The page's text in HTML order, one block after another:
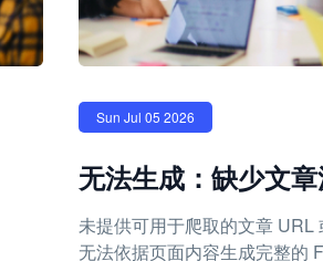
Sun Jul 05 2026
无法生成：缺少文
未提供可用于爬取的文章 URL
无法依据页面内容生成完整的